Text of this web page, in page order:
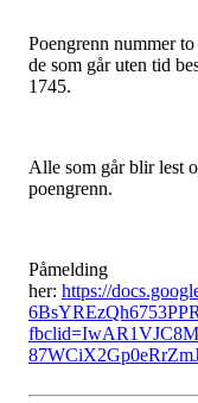
Poengrenn nummer
de som går uten tid
1745.
Alle som går blir lest
poengrenn.
Påmelding
her: https://